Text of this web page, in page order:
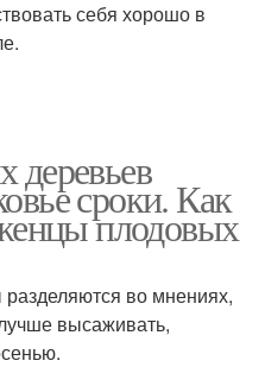
себя хорошо в
деревьев
сроки. Как
плодовых
во мнениях,
высаживать,